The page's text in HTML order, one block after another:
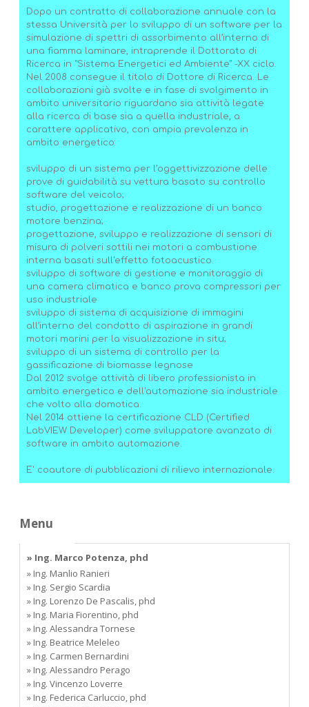
Dopo un contratto di collaborazione annuale con la
stessa Università per lo sviluppo di un software per la
simulazione di spettri di assorbimento all’interno di
una fiamma laminare, intraprende il Dottorato di
Ricerca in "Sistema Energetici ed Ambiente" -XX ciclo.
Nel 2008 consegue il titolo di Dottore di Ricerca. Le
collaborazioni già svolte e in fase di svolgimento in
ambito universitario riguardano sia attività legate
alla ricerca di base sia a quella industriale, a
carattere applicativo, con ampia prevalenza in
ambito energetico:
sviluppo di un sistema per l’oggettivizzazione delle
prove di guidabilità su vettura basato su controllo
software del veicolo;
studio, progettazione e realizzazione di un banco
motore benzina;
progettazione, sviluppo e realizzazione di sensori di
misura di polveri sottili nei motori a combustione
interna basati sull'effetto fotoacustico.
sviluppo di software di gestione e monitoraggio di
una camera climatica e banco prova compressori per
uso industriale
sviluppo di sistema di acquisizione di immagini
all’interno del condotto di aspirazione in grandi
motori marini per la visualizzazione in situ;
sviluppo di un sistema di controllo per la
gassificazione di biomasse legnose
Dal 2012 svolge attività di libero professionista in
ambito energetico e dell'automazione sia industriale
che volto alla domotica.
Nel 2014 ottiene la certificazione CLD (Certified
LabVIEW Developer) come sviluppatore avanzato di
software in ambito automazione.
E' coautore di pubblicazioni di rilievo internazionale.
Menu
» Ing. Marco Potenza, phd
» Ing. Manlio Ranieri
» Ing. Sergio Scardia
» Ing. Lorenzo De Pascalis, phd
» Ing. Maria Fiorentino, phd
» Ing. Alessandra Tornese
» Ing. Beatrice Meleleo
» Ing. Carmen Bernardini
» Ing. Alessandro Perago
» Ing. Vincenzo Loverre
» Ing. Federica Carluccio, phd